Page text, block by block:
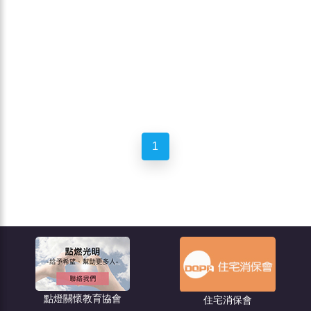
1
點燈關懷教育協會 住宅消保會